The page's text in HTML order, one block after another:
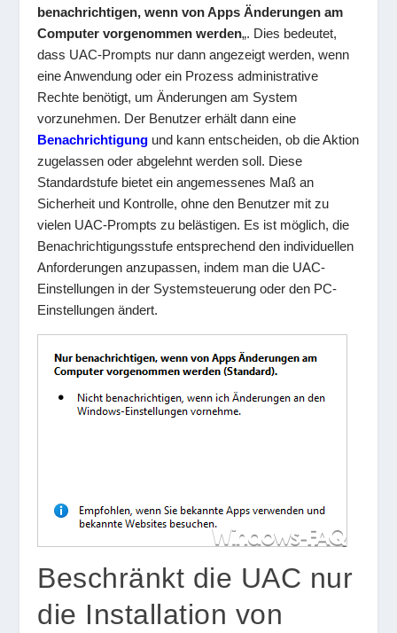
benachrichtigen, wenn von Apps Änderungen am
Computer vorgenommen werden„. Dies bedeutet,
dass UAC-Prompts nur dann angezeigt werden, wenn
eine Anwendung oder ein Prozess administrative
Rechte benötigt, um Änderungen am System
vorzunehmen. Der Benutzer erhält dann eine
Benachrichtigung und kann entscheiden, ob die Aktion
zugelassen oder abgelehnt werden soll. Diese
Standardstufe bietet ein angemessenes Maß an
Sicherheit und Kontrolle, ohne den Benutzer mit zu
vielen UAC-Prompts zu belästigen. Es ist möglich, die
Benachrichtigungsstufe entsprechend den individuellen
Anforderungen anzupassen, indem man die UAC-
Einstellungen in der Systemsteuerung oder den PC-
Einstellungen ändert.
Beschränkt die UAC nur
die Installation von